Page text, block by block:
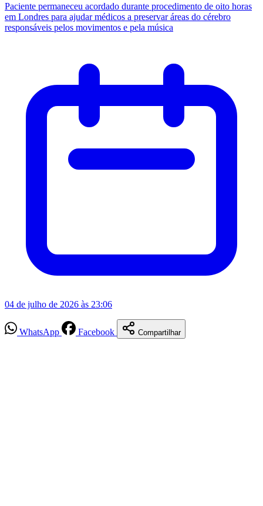
Paciente permaneceu acordado durante procedimento de oito horas
em Londres para ajudar médicos a preservar áreas do cérebro
responsáveis pelos movimentos e pela música
04 de julho de 2026 às 23:06
WhatsApp Facebook Compartilhar